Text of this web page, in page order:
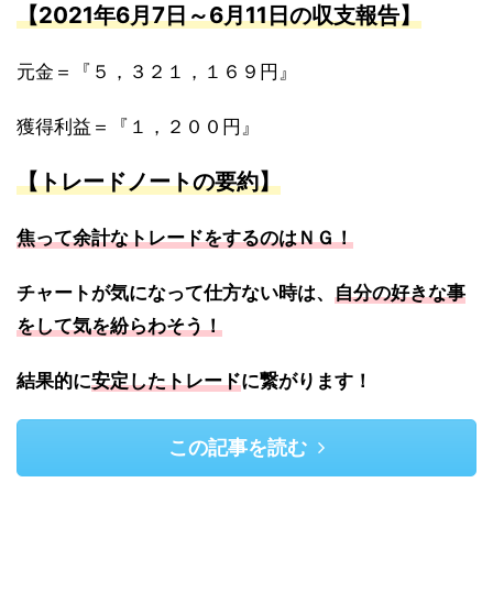
【2021年6月7日～6月11日の収支報告】
元金＝『５，３２１，１６９円』
獲得利益＝『１，２００円』
【トレードノートの要約】
焦って余計なトレードをするのはＮＧ！
チャートが気になって仕方ない時は、 自分の好きな事
をして気を紛らわそう！
結果的に安定したトレードに繋がります！
この記事を読む